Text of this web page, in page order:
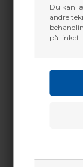
Du kan
andre
på linket.
Mekanik
tuned